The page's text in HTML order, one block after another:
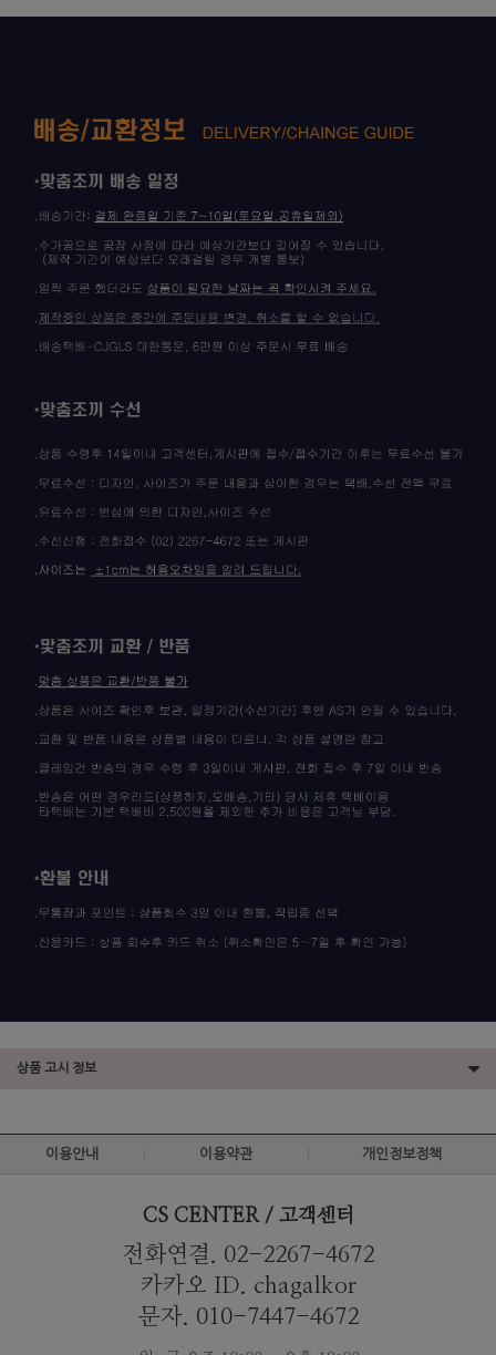
상품 고시 정보
이용안내 이용약관 개인정보정책
CS CENTER / 고객센터
전화연결. 02-2267-4672
카카오 ID. chagalkor
문자. 010-7447-4672